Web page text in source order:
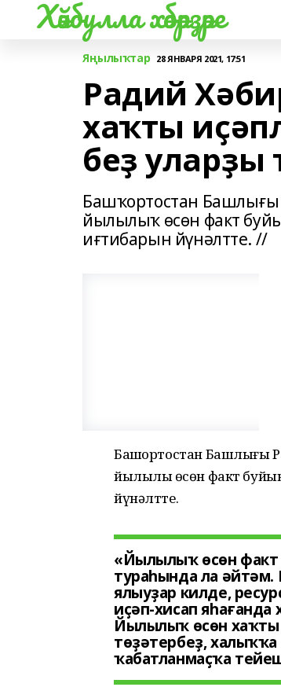
Хәйбулла хәбәрҙәре
Яңылыҡтар 28 ЯНВАРЯ 2021, 17:51
Радий
хаҡты
беҙ уларҙы
Башҡортостан
йылылыҡ өсөн факт
иғтибарын йүнәлтте. //
Башҡортостан Башлығы
йылылыҡ өсөн факт
йүнәлтте.
«Йылылыҡ өсөн факт
тураһында ла
ялыуҙар килде,
иҫәп-хисап
Йылылыҡ өсөн хаҡты
төҙәтербеҙ,
ҡабатланмаҫҡа